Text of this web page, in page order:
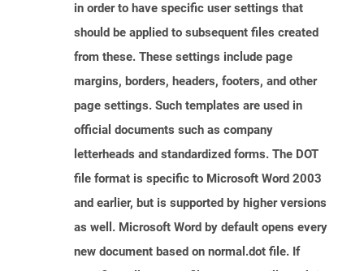
in order to have specific user settings that
should be applied to subsequent files created
from these. These settings include page
margins, borders, headers, footers, and other
page settings. Such templates are used in
official documents such as company
letterheads and standardized forms. The DOT
file format is specific to Microsoft Word 2003
and earlier, but is supported by higher versions
as well. Microsoft Word by default opens every
new document based on normal.dot file. If